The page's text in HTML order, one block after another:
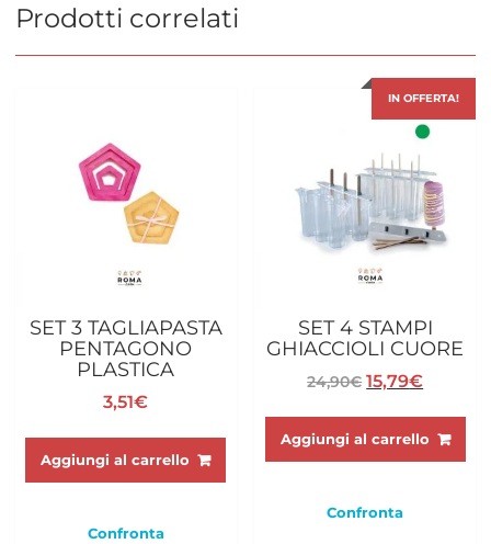
Prodotti correlati
SET 3 TAGLIAPASTA
PENTAGONO
PLASTICA
3,51€
Aggiungi al carrello
Confronta
IN OFFERTA!
SET 4 STAMPI
GHIACCIOLI CUORE
24,90€ Il
15,79€Il
Aggiungi al carrello
Confronta